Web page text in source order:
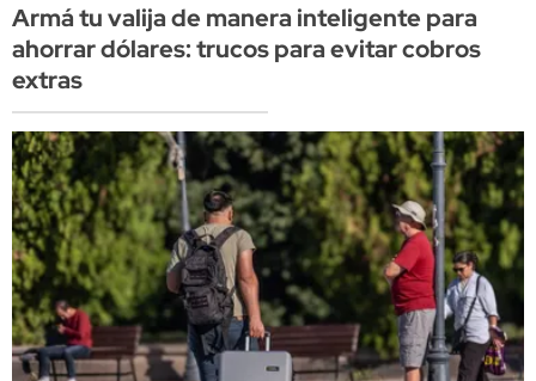
Armá tu valija de manera inteligente para
ahorrar dólares: trucos para evitar cobros
extras